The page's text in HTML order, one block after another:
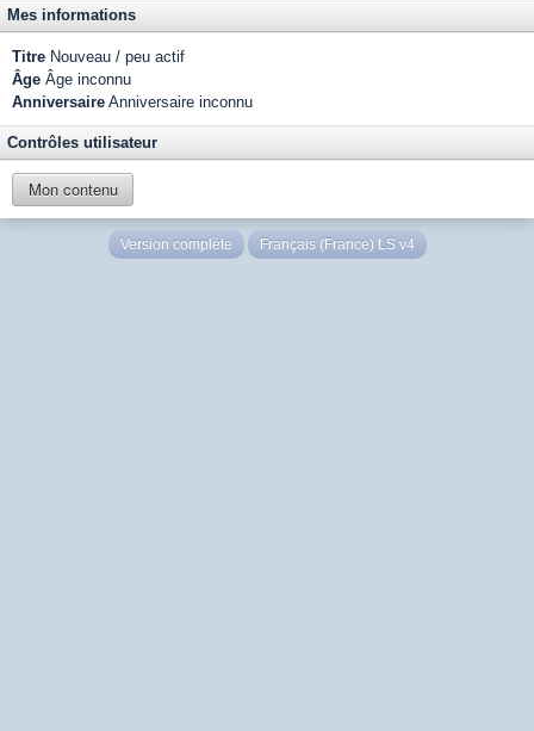
Mes informations
Titre Nouveau / peu actif
Âge Âge inconnu
Anniversaire Anniversaire inconnu
Contrôles utilisateur
Mon contenu
Version complète Français (France) LS v4